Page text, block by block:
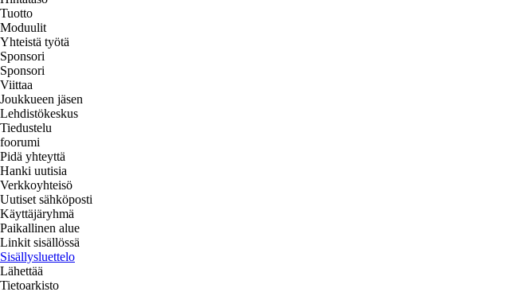
Tuotto
Moduulit
Yhteistä työtä
Sponsori
Sponsori
Viittaa
Joukkueen jäsen
Lehdistökeskus
Tiedustelu
foorumi
Pidä yhteyttä
Hanki uutisia
Verkkoyhteisö
Uutiset sähköposti
Käyttäjäryhmä
Paikallinen alue
Linkit sisällössä
Sisällysluettelo
Lähettää
Tietoarkisto